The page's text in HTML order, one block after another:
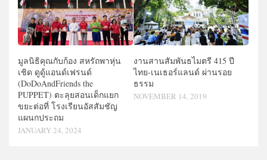
มูลนิธิคุณกับก้อง สหรัถพาหุ่น
เชิด ดูดู้แอนด์เฟรนด์
(DoDoAndFriends the
PUPPET) ตะลุยสอนเด็กแยก
ขยะต่อที่ โรงเรียนอัสสัมชัญ
แผนกประถม
JANUARY 24, 2024
งานสานสัมพันธไมตรี 415 ปี
ไทย-เนเธอร์แลนด์ ผ่านรอย
ธรรม
NOVEMBER 14, 2019